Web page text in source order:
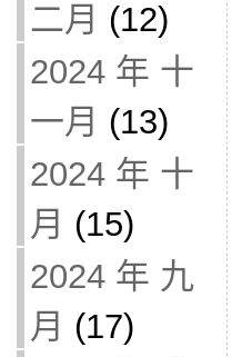
二月 (12)
2024 年 十
一月 (13)
2024 年 十
月 (15)
2024 年 九
月 (17)